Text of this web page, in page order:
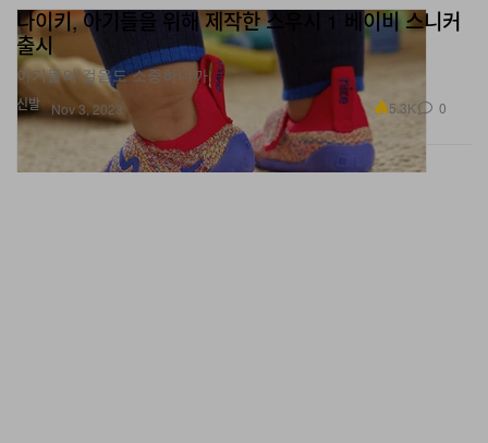
신발
나이키, 아기들을 위해 제작한 스우시 1 베이비 스니커
출시
아기들의 걸음도 소중하니까.
Nov 3, 2023 5.3K 0